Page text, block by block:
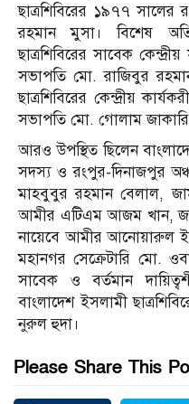
ছাত্রশিবিরের ১৯৭৭
রহমান মুসা। বিশেষ
ছাত্রশিবিরের সাবেক
সভাপতি মো. রাজিবুর
ছাত্রশিবিরের কেন্দ্রীয়
সভাপতি মো. গোলাম
আরও উপস্থিত ছিলেন
সদস্য ও রংপুর-দিনাজপুর
মাহবুবুর রহমান বেলাল,
আমীর এটিএম আজম খান,
নায়েবে আমীর আনোয়ারুল
মহানগর সেক্রেটারি মো.
সাবেক ও বর্তমান
বাংলাদেশ ইসলামী
নুরুল হুদা।
Please Share This